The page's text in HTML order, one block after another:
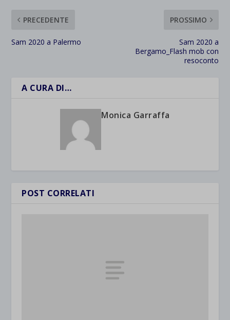
PRECEDENTE
Sam 2020 a Palermo
PROSSIMO
Sam 2020 a
Bergamo_Flash mob con
resoconto
A CURA DI…
Monica Garraffa
POST CORRELATI